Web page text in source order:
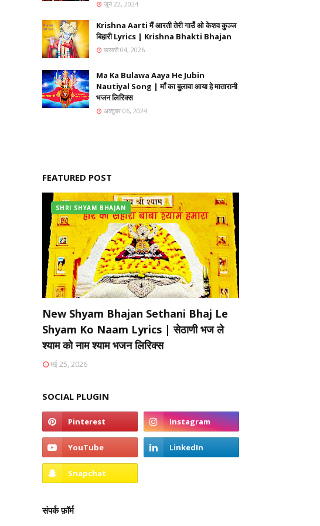
जून 22, 2024
Krishna Aarti मैं आरती तेरी गाउँ ओ केशव कुञ्ज
बिहारी Lyrics | Krishna Bhakti Bhajan
फ़रवरी 04, 2026
Ma Ka Bulawa Aaya He Jubin
Nautiyal Song | माँ का बुलावा आया हे मातारानी
भजन लिरिक्स
अक्टूबर 06, 2024
FEATURED POST
SHRI SHYAM BHAJAN
New Shyam Bhajan Sethani Bhaj Le
Shyam Ko Naam Lyrics | सेठाणी भज ले
श्याम को नाम श्याम भजन लिरिक्स
मई 25, 2026
SOCIAL PLUGIN
संपर्क फ़ॉर्म